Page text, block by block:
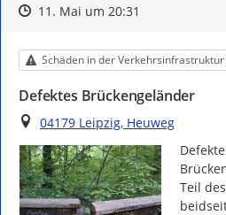
Zeitpunkt des Erstellens
Zeitpunkt des Erstellens
11. Mai um 20:31
Kategorie
Schäden in der Verkehrsinfrastruktur
Defektes Brückengeländer
Ort
04179 Leipzig, Heuweg
Teil